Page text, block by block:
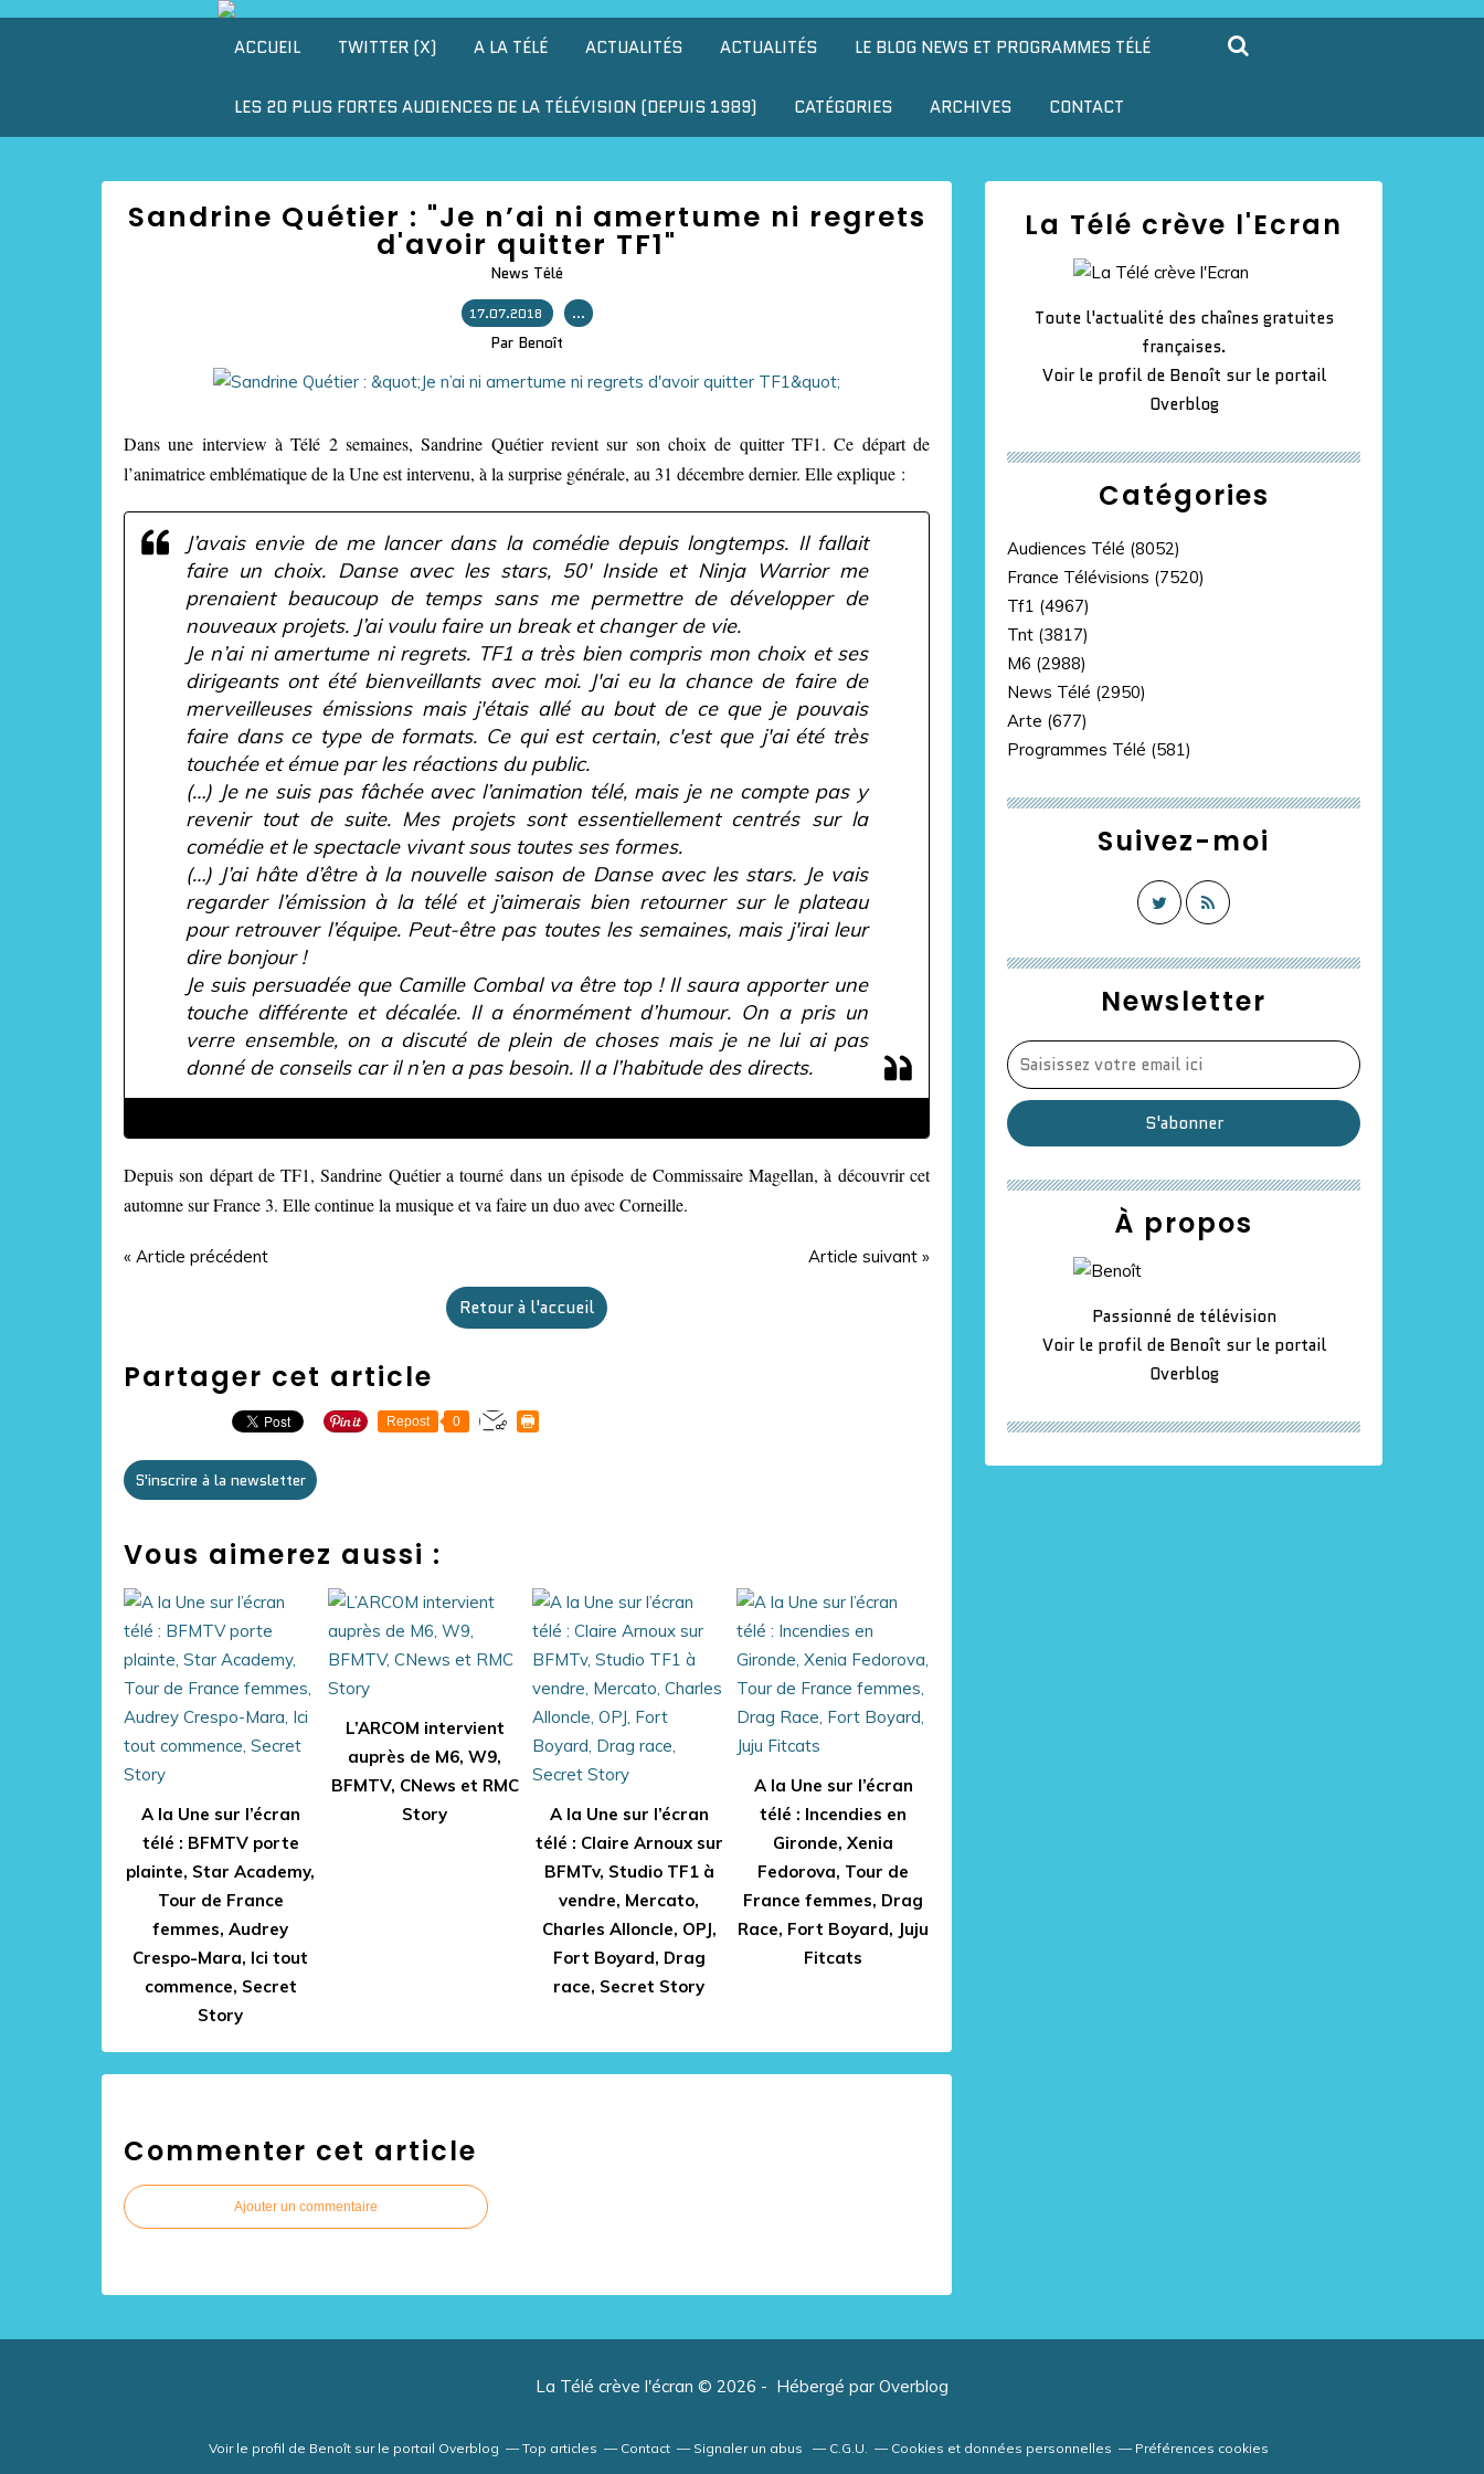
ACCUEIL TWITTER (X) A LA TÉLÉ ACTUALITÉS ACTUALITÉS LE BLOG NEWS ET PROGRAMMES TÉLÉ
LES 20 PLUS FORTES AUDIENCES DE LA TÉLÉVISION (DEPUIS 1989) CATÉGORIES ARCHIVES CONTACT
Sandrine Quétier : "Je n’ai ni amertume ni regrets
d'avoir quitter TF1"
News Télé
17.07.2018 …
Par Benoît
Dans une interview à Télé 2 semaines, Sandrine Quétier revient sur son choix de quitter TF1. Ce départ de
l’animatrice emblématique de la Une est intervenu, à la surprise générale, au 31 décembre dernier. Elle explique :
J’avais envie de me lancer dans la comédie depuis longtemps. Il fallait
faire un choix. Danse avec les stars, 50' Inside et Ninja Warrior me
prenaient beaucoup de temps sans me permettre de développer de
nouveaux projets. J’ai voulu faire un break et changer de vie.
Je n’ai ni amertume ni regrets. TF1 a très bien compris mon choix et ses
dirigeants ont été bienveillants avec moi. J'ai eu la chance de faire de
merveilleuses émissions mais j'étais allé au bout de ce que je pouvais
faire dans ce type de formats. Ce qui est certain, c'est que j'ai été très
touchée et émue par les réactions du public.
(…) Je ne suis pas fâchée avec l’animation télé, mais je ne compte pas y
revenir tout de suite. Mes projets sont essentiellement centrés sur la
comédie et le spectacle vivant sous toutes ses formes.
(…) J’ai hâte d’être à la nouvelle saison de Danse avec les stars. Je vais
regarder l’émission à la télé et j’aimerais bien retourner sur le plateau
pour retrouver l’équipe. Peut-être pas toutes les semaines, mais j'irai leur
dire bonjour !
Je suis persuadée que Camille Combal va être top ! Il saura apporter une
touche différente et décalée. Il a énormément d’humour. On a pris un
verre ensemble, on a discuté de plein de choses mais je ne lui ai pas
donné de conseils car il n’en a pas besoin. Il a l’habitude des directs.
Depuis son départ de TF1, Sandrine Quétier a tourné dans un épisode de Commissaire Magellan, à découvrir cet
automne sur France 3. Elle continue la musique et va faire un duo avec Corneille.
« Article précédent Article suivant »
Retour à l'accueil
Partager cet article
Repost 0
S'inscrire à la newsletter
Vous aimerez aussi :
A la Une sur l’écran
télé : BFMTV porte
plainte, Star Academy,
Tour de France
femmes, Audrey
Crespo-Mara, Ici tout
commence, Secret
Story
L’ARCOM intervient
auprès de M6, W9,
BFMTV, CNews et RMC
Story
A la Une sur l’écran
télé : Claire Arnoux sur
BFMTv, Studio TF1 à
vendre, Mercato,
Charles Alloncle, OPJ,
Fort Boyard, Drag
race, Secret Story
A la Une sur l’écran
télé : Incendies en
Gironde, Xenia
Fedorova, Tour de
France femmes, Drag
Race, Fort Boyard, Juju
Fitcats
Commenter cet article
Ajouter un commentaire
Newsletter
Catégories
Audiences Télé (8052)
France Télévisions (7520)
Tf1 (4967)
Tnt (3817)
M6 (2988)
News Télé (2950)
Arte (677)
Programmes Télé (581)
La Télé crève l'Ecran
Toute l'actualité des chaînes gratuites
françaises.
Voir le profil de Benoît sur le portail
Overblog
Suivez-moi
À propos
Passionné de télévision
Voir le profil de Benoît sur le portail
Overblog
La Télé crève l'écran © 2026 - Hébergé par Overblog
Voir le profil de Benoît sur le portail Overblog Top articles Contact Signaler un abus C.G.U. Cookies et données personnelles Préférences cookies